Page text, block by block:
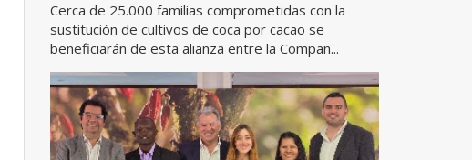
Cerca de 25.000 familias comprometidas con la
sustitución de cultivos de coca por cacao se
beneficiarán de esta alianza entre la Compañ...